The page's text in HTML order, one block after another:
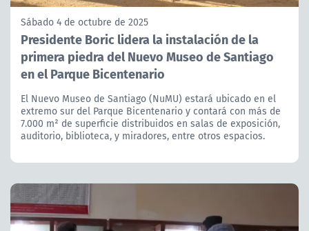
Sábado 4 de octubre de 2025
Presidente Boric lidera la instalación de la
primera piedra del Nuevo Museo de Santiago
en el Parque Bicentenario
El Nuevo Museo de Santiago (NuMU) estará ubicado en el
extremo sur del Parque Bicentenario y contará con más de
7.000 m² de superficie distribuidos en salas de exposición,
auditorio, biblioteca, y miradores, entre otros espacios.